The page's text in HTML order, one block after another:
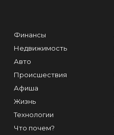
Финансы
Недвижимость
Авто
Происшествия
Афиша
Жизнь
Технологии
Что почем?